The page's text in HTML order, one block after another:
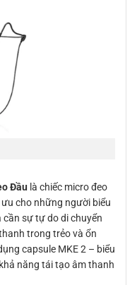
Đầu là chiếc micro đeo
cho những người biểu
cần sự tự do di chuyển
trong trẻo và ổn
capsule MKE 2 – biểu
năng tái tạo âm thanh